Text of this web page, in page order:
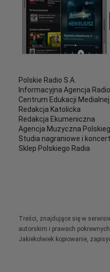
Polskie Radio S.A.
Informacyjna Agencja
Centrum Edukacji Medialnej
Redakcja Katolicka
Redakcja Ekumeniczna
Agencja Muzyczna
Studia nagraniowe i
Sklep Polskiego Radia
Treści, znajdujące się w
autorskim i prawach
Jakiekolwiek kopiowanie,